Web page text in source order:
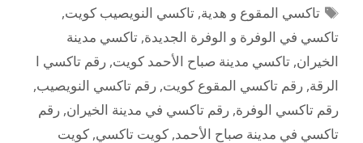
الوسوم
تاكسي المقوع و هدية,تاكسي النويصيب كويت,
تاكسي في الوفرة و الوفرة الجديدة, تاكسي مدينة
الخيران, تاكسي مدينة صباح الأحمد كويت, رقم تاكسي ا
الرقة, رقم تاكسي المقوع كويت, رقم تاكسي النويصيب,
رقم تاكسي الوفرة, رقم تاكسي في مدينة الخيران, رقم
تاكسي في مدينة صباح الأحمد, كويت تاكسي, كويت